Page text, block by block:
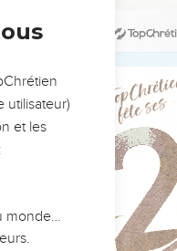
l'Eternel, au sujet
elle est polie
utilisateur)
et les
monde…